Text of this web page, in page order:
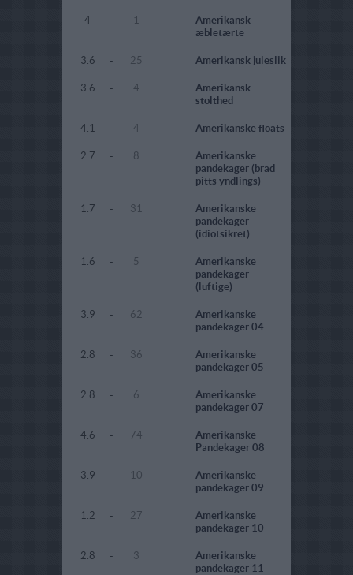
4 - 1
Amerikansk
æbletærte
3.6 - 25 Amerikansk juleslik
3.6 - 4
Amerikansk
stolthed
4.1 - 4 Amerikanske floats
2.7 - 8
Amerikanske
pandekager (brad
pitts yndlings)
1.7 - 31
Amerikanske
pandekager
(idiotsikret)
1.6 - 5
Amerikanske
pandekager
(luftige)
3.9 - 62
Amerikanske
pandekager 04
2.8 - 36
Amerikanske
pandekager 05
2.8 - 6
Amerikanske
pandekager 07
4.6 - 74
Amerikanske
Pandekager 08
3.9 - 10
Amerikanske
pandekager 09
1.2 - 27
Amerikanske
pandekager 10
2.8 - 3
Amerikanske
pandekager 11